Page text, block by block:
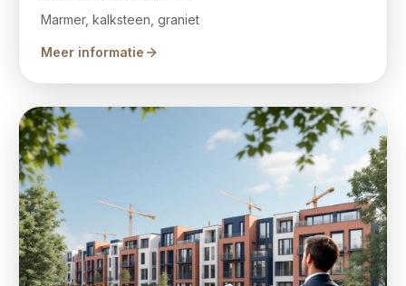
Marmer, kalksteen, graniet
Meer informatie